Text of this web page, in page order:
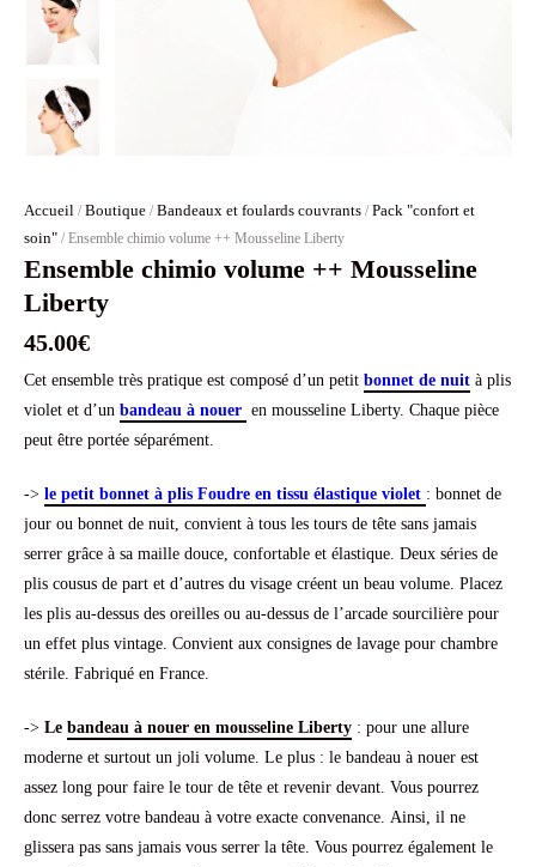
Accueil / Boutique / Bandeaux et foulards couvrants / Pack "confort et
soin" / Ensemble chimio volume ++ Mousseline Liberty
Ensemble chimio volume ++ Mousseline
Liberty
45.00€
Cet ensemble très pratique est composé d’un petit bonnet de nuit à plis
violet et d’un bandeau à nouer en mousseline Liberty. Chaque pièce
peut être portée séparément.
-> le petit bonnet à plis Foudre en tissu élastique violet : bonnet de
jour ou bonnet de nuit, convient à tous les tours de tête sans jamais
serrer grâce à sa maille douce, confortable et élastique. Deux séries de
plis cousus de part et d’autres du visage créent un beau volume. Placez
les plis au-dessus des oreilles ou au-dessus de l’arcade sourcilière pour
un effet plus vintage. Convient aux consignes de lavage pour chambre
stérile. Fabriqué en France.
-> Le bandeau à nouer en mousseline Liberty : pour une allure
moderne et surtout un joli volume. Le plus : le bandeau à nouer est
assez long pour faire le tour de tête et revenir devant. Vous pourrez
donc serrez votre bandeau à votre exacte convenance. Ainsi, il ne
glissera pas sans jamais vous serrer la tête. Vous pourrez également le